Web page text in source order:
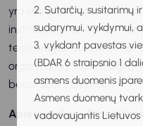
2. Sutarčių, susitarimų
sudarymui, vykdymui,
3. vykdant pavestas
(BDAR 6 straipsnio 1
asmens duomenis
Asmens duomenų
vadovaujantis Lietuvos
yra kompleksinė problema,
institucija ar sektorius.
teisėsaugos, socialinės
organizacijų, technologijų
bendradarbiavimas.
Apie projektą